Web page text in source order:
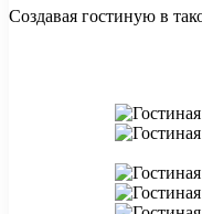
Создавая гостиную в